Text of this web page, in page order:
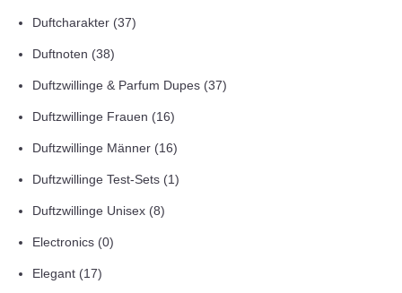
Duftcharakter (37)
Duftnoten (38)
Duftzwillinge & Parfum Dupes (37)
Duftzwillinge Frauen (16)
Duftzwillinge Männer (16)
Duftzwillinge Test-Sets (1)
Duftzwillinge Unisex (8)
Electronics (0)
Elegant (17)